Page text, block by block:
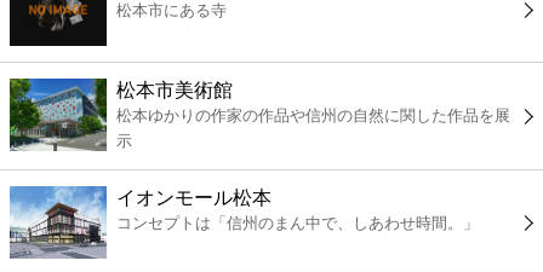
スーパー
エンタメ
レジャー
書店
松本市にある寺
松本市美術館
松本ゆかりの作家の作品や信州の自然に関した作品を展
示
イオンモール松本
コンセプトは「信州のまん中で、しあわせ時間。」